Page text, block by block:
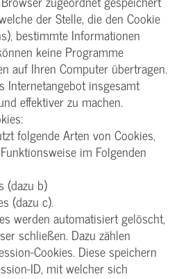
der Stelle, die den Cookie
bestimmte Informationen
keine Programme
auf Ihren Computer übertragen.
Internetangebot insgesamt
effektiver zu machen.
folgende Arten von Cookies,
im Folgenden
(dazu b)
(dazu c).
werden automatisiert gelöscht,
schließen. Dazu zählen
Cookies. Diese speichern
ID, mit welcher sich